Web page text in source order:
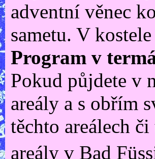
adventní věnec
sametu. V
Program v
Pokud půjdete v
areály a s obřím
těchto areálech
areály v Bad